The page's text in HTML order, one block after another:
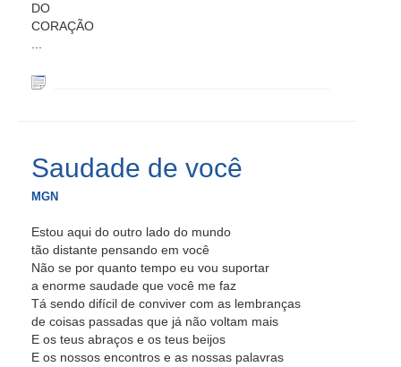
DO
CORAÇÃO
Saudade de você
MGN
Estou aqui do outro lado do mundo
tão distante pensando em você
Não se por quanto tempo eu vou suportar
a enorme saudade que você me faz
Tá sendo difícil de conviver com as lembranças
de coisas passadas que já não voltam mais
E os teus abraços e os teus beijos
E os nossos encontros e as nossas palavras